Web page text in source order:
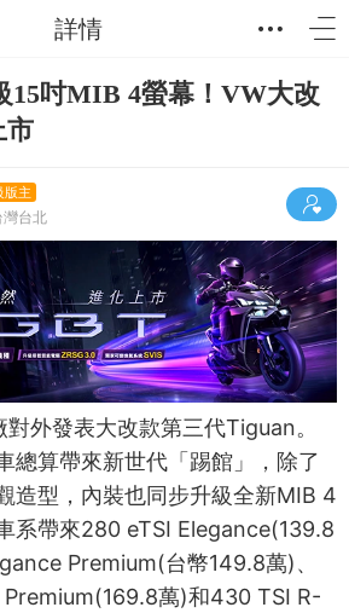
詳情
15吋MIB 4螢幕！VW大改
市
版主
灣台北
外發表大改款第三代Tiguan。
總算帶來新世代「踢館」，除了
造型，內裝也同步升級全新MIB 4
系帶來280 eTSI Elegance(139.8
Premium(台幣149.8萬)、
萬)和430 TSI R-